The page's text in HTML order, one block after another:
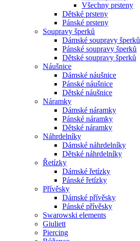
Všechny prsteny
Dětské prsteny
Pánské prsteny
Soupravy šperků
Dámské soupravy šperků
Pánské soupravy šperků
Dětské soupravy šperků
Náušnice
Dámské náušnice
Pánské náušnice
Dětské náušnice
Náramky
Dámské náramky
Pánské náramky
Dětské náramky
Náhrdelníky
Dámské náhrdelníky
Dětské náhrdelníky
Řetízky
Dámské řetízky
Pánské řetízky
Přívěsky
Dámské přívěsky
Pánské přívěsky
Swarowski elements
Giuliett
Piercing